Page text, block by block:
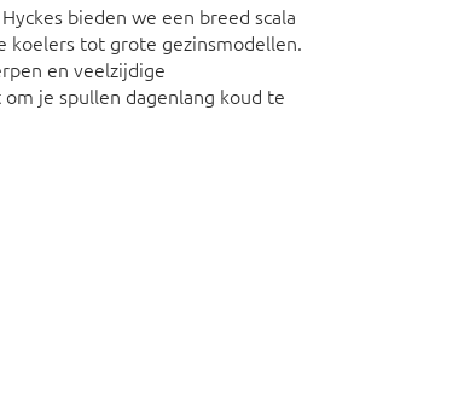
bieden we een breed scala
koelers tot grote gezinsmodellen.
en veelzijdige
je spullen dagenlang koud te